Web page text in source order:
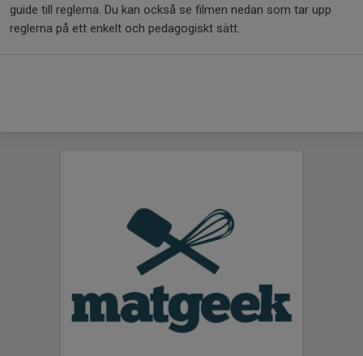
guide till reglerna. Du kan också se filmen nedan som tar upp
reglerna på ett enkelt och pedagogiskt sätt.